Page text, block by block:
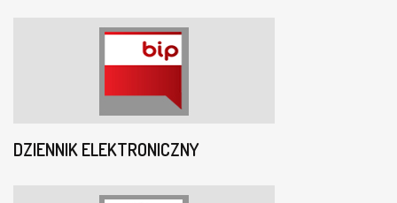
DZIENNIK ELEKTRONICZNY